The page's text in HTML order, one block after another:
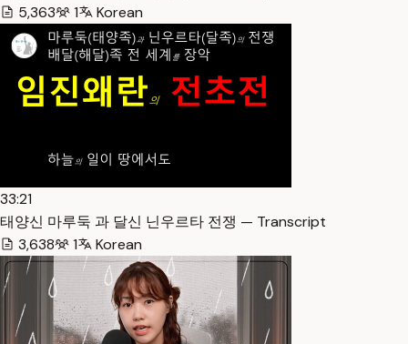
5,363
1 Korean
33:21
태양신 마루둑 과 달신 닌우르타 전쟁 — Transcript
3,638
1 Korean